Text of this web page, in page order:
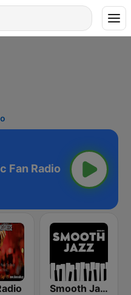
Fan Radio
Smooth Jazz - Groov